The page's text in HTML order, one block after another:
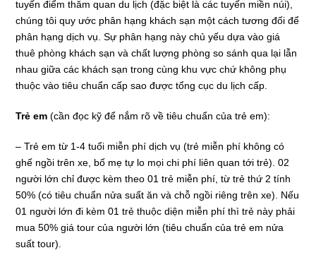
tuyến điểm thăm quan du lịch (đặc biệt là các tuyến miền núi),
chúng tôi quy ước phân hạng khách sạn một cách tương đối để
phân hạng dịch vụ. Sự phân hạng này chủ yếu dựa vào giá
thuê phòng khách sạn và chất lượng phòng so sánh qua lại lẫn
nhau giữa các khách sạn trong cùng khu vực chứ không phụ
thuộc vào tiêu chuẩn cấp sao được tổng cục du lịch cấp.
Trẻ em (cần đọc kỹ để nắm rõ về tiêu chuẩn của trẻ em):
– Trẻ em từ 1-4 tuổi miễn phí dịch vụ (trẻ miễn phí không có
ghế ngồi trên xe, bố mẹ tự lo mọi chi phí liên quan tới trẻ). 02
người lớn chỉ được kèm theo 01 trẻ miễn phí, từ trẻ thứ 2 tính
50% (có tiêu chuẩn nửa suất ăn và chỗ ngồi riêng trên xe). Nếu
01 người lớn đi kèm 01 trẻ thuộc diện miễn phí thì trẻ này phải
mua 50% giá tour của người lớn (tiêu chuẩn của trẻ em nửa
suất tour).